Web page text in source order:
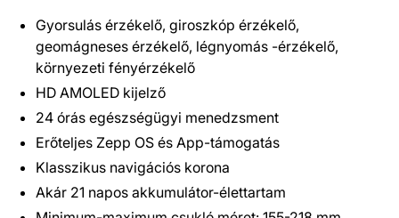
Gyorsulás érzékelő, giroszkóp érzékelő,
geomágneses érzékelő, légnyomás -érzékelő,
környezeti fényérzékelő
HD AMOLED kijelző
24 órás egészségügyi menedzsment
Erőteljes Zepp OS és App-támogatás
Klasszikus navigációs korona
Akár 21 napos akkumulátor-élettartam